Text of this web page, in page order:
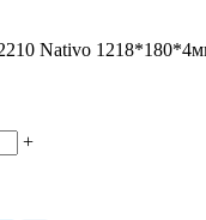
Nativo
+